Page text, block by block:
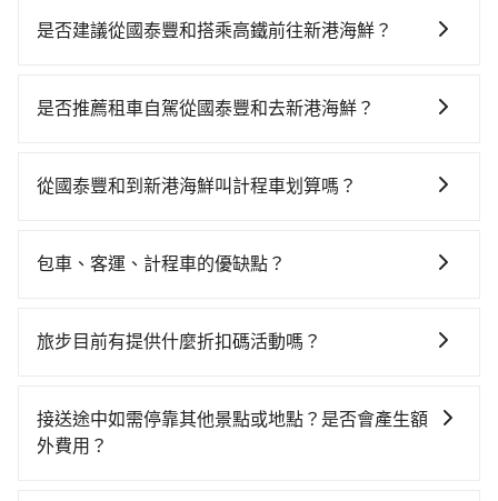
是否建議從國泰豐和搭乘高鐵前往新港海鮮？
貴！從最早06:34一直到21:50，板橋-台南一天最多有62
約27分鐘。抵達高鐵站後，步行進站、現場購票並於月
元，再用5分鐘出站、等待車站前排班的計程車，搭上小
設4位同行，高鐵加轉乘之平均每人花費為1,600元。但
可以比坐車快2分鐘，但卻要額外支出約760元的交通
費，所以對於不是這麼趕時間的人來說，預約tripool還
是否推薦租車自駕從國泰豐和去新港海鮮？
時不需要閉目養神（因為要自己開車），最重要的是你
$115~205承租小轎車，每公里再額外加收$3.2，從國泰
回），雖已將eTag和可能的每小時40元路邊停車費用預
Yaris、Prius C、Vios這類乘坐體驗較差的車款，如果人
數超過四位，更是沒有較大的七人座或九人座可供選
從國泰豐和到新港海鮮叫計程車划算嗎？
灣大車隊、Uber、Line Taxi、Yoxi等，如果在路邊攔不
錶計算，價格約為7,365~8,800元間，但如改預約
度僅雙北的4.6%，其叫車的難度是雙北市的20倍。綜合
以上，無論在價格或服務品質上，tripool都是你從國泰
包車、客運、計程車的優缺點？
上、下車，不需與旅客共乘。但通常需要提前預約。 客
行車路線可能不太頻繁。 計程車：可以隨叫隨到，並且
不必擔心停車位的問題。但是，計程車的費用相對較
旅步目前有提供什麼折扣碼活動嗎？
app可享折扣碼，您可以關注我們的官網、社交媒體或訂
閱電子郵件獲取最新折扣資訊。
接送途中如需停靠其他景點或地點？是否會產生額
外費用？